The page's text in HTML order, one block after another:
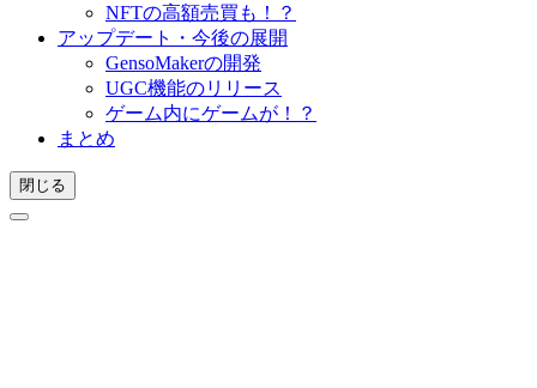
NFTの高額売買も！？
アップデート・今後の展開
GensoMakerの開発
UGC機能のリリース
ゲーム内にゲームが！？
まとめ
閉じる